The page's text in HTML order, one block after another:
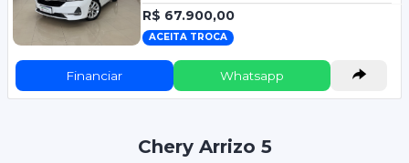
R$ 67.900,00
ACEITA TROCA
Financiar Whatsapp
Chery Arrizo 5